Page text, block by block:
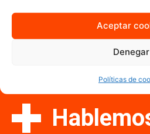
Aceptar
Denegar
Políticas de
Estás en el lugar correcto. Sabemos que
son esenciales y por ello ofrecemos
accesibles sin comprometer la calidad.
garantiza que cada proyecto se maneje
trabajaremos para ayudarte a convertir